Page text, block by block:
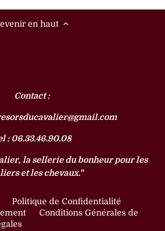
en haut
Contact :
: 06.33.46.90.08
la sellerie du bonheur pour les
et les chevaux."
Politique de Confidentialité
Conditions Générales de